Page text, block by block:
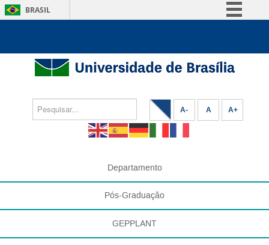
BRASIL
Participe
Legislação
Canais
A- A A+
Departamento
Pós-Graduação
GEPPLANT